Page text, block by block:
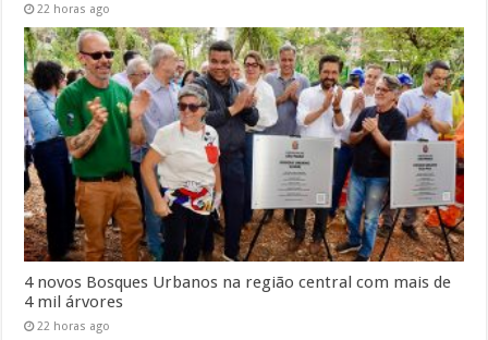
22 horas ago
4 novos Bosques Urbanos na região central com mais de
4 mil árvores
22 horas ago